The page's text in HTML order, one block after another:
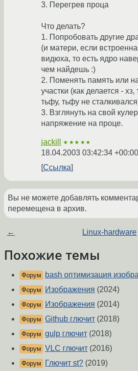
3. Перегрев проца
Что делать?
1. Попробовать другие
(и матери, если
видюха, то есть ядро
чем найдешь :)
2. Поменять память или
участки (как делается - хз,
тьфу, тьфу не
3. Взглянуть на свой
напряжение на проце.
jackill ★★★★★
18.04.2003 03:42:34 +00:00
Ссылка
Вы не можете добавлять
перемещена в архив.
← Linux-hardware
Похожие темы
Форум bash оптимизация
Форум Изображения (2024)
Форум Изображения (2014)
Форум Github глючит (2018)
Форум gulp глючит (2018)
Форум VLC глючит (2016)
Форум Глючит st? (2019)